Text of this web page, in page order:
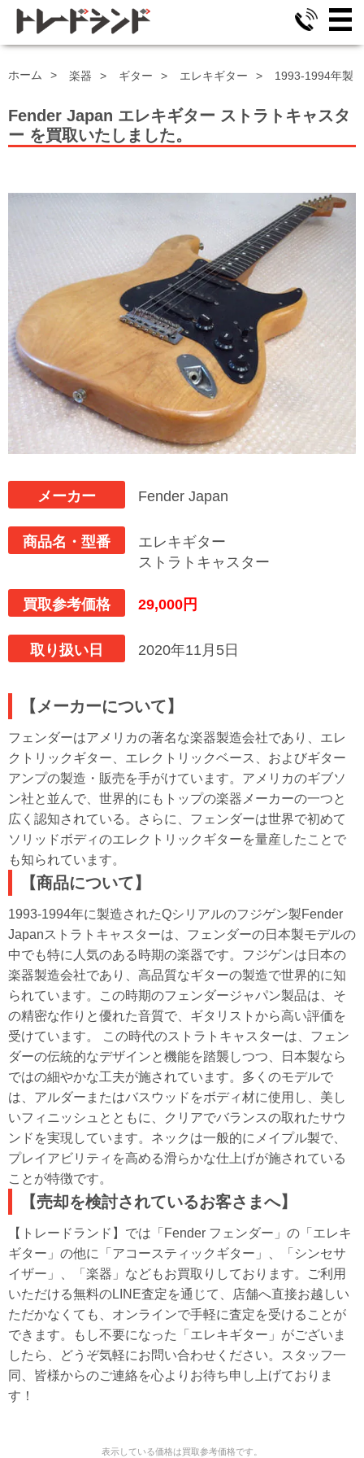
ホーム 楽器 ギター エレキギター 1993-1994年製
Fender Japan エレキギター ストラトキャスタ
ー を買取いたしました。
メーカー Fender Japan
商品名・型番
エレキギター
ストラトキャスター
買取参考価格 29,000円
取り扱い日 2020年11月5日
【メーカーについて】
フェンダーはアメリカの著名な楽器製造会社であり、エレ
クトリックギター、エレクトリックベース、およびギター
アンプの製造・販売を手がけています。アメリカのギブソ
ン社と並んで、世界的にもトップの楽器メーカーの一つと
広く認知されている。さらに、フェンダーは世界で初めて
ソリッドボディのエレクトリックギターを量産したことで
も知られています。
【商品について】
1993-1994年に製造されたQシリアルのフジゲン製Fender
Japanストラトキャスターは、フェンダーの日本製モデルの
中でも特に人気のある時期の楽器です。フジゲンは日本の
楽器製造会社であり、高品質なギターの製造で世界的に知
られています。この時期のフェンダージャパン製品は、そ
の精密な作りと優れた音質で、ギタリストから高い評価を
受けています。 この時代のストラトキャスターは、フェン
ダーの伝統的なデザインと機能を踏襲しつつ、日本製なら
ではの細やかな工夫が施されています。多くのモデルで
は、アルダーまたはバスウッドをボディ材に使用し、美し
いフィニッシュとともに、クリアでバランスの取れたサウ
ンドを実現しています。ネックは一般的にメイプル製で、
プレイアビリティを高める滑らかな仕上げが施されている
ことが特徴です。
【売却を検討されているお客さまへ】
【トレードランド】では「Fender フェンダー」の「エレキ
ギター」の他に「アコースティックギター」、「シンセサ
イザー」、「楽器」などもお買取りしております。ご利用
いただける無料のLINE査定を通じて、店舗へ直接お越しい
ただかなくても、オンラインで手軽に査定を受けることが
できます。もし不要になった「エレキギター」がございま
したら、どうぞ気軽にお問い合わせください。スタッフ一
同、皆様からのご連絡を心よりお待ち申し上げておりま
す！
表示している価格は買取参考価格です。